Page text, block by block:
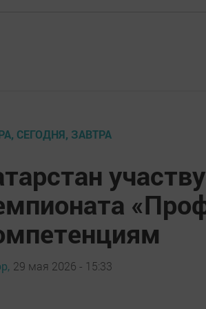
СЕГОДНЯ, ЗАВТРА
29 мая 2026 - 15:33